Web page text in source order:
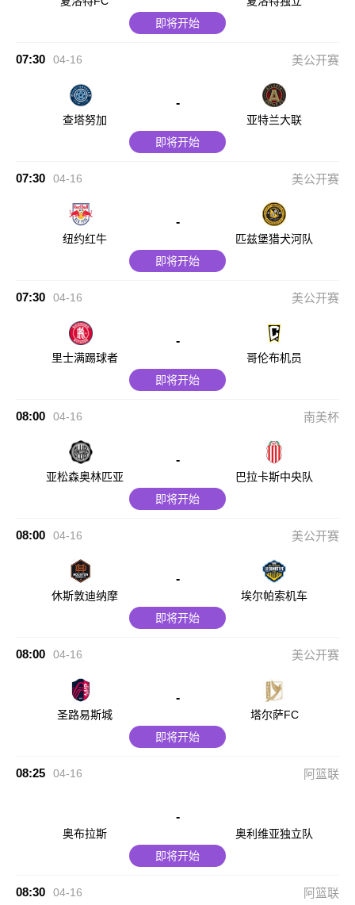
即将开始
07:30 04-16 美公开赛
查塔努加
-
亚特兰大联
即将开始
07:30 04-16 美公开赛
纽约红牛
-
匹兹堡猎犬河队
即将开始
07:30 04-16 美公开赛
里士满踢球者
-
哥伦布机员
即将开始
08:00 04-16 南美杯
亚松森奥林匹亚
-
巴拉卡斯中央队
即将开始
08:00 04-16 美公开赛
休斯敦迪纳摩
-
埃尔帕索机车
即将开始
08:00 04-16 美公开赛
圣路易斯城
-
塔尔萨FC
即将开始
08:25 04-16 阿篮联
奥布拉斯
-
奥利维亚独立队
即将开始
08:30 04-16 阿篮联